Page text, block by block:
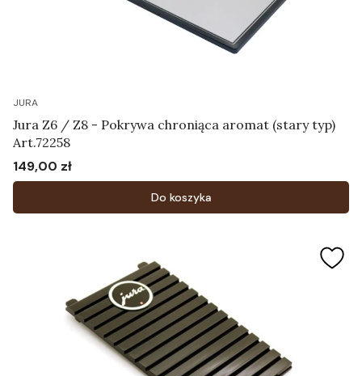
JURA
Jura Z6 / Z8 - Pokrywa chroniąca aromat (stary typ)
Art.72258
Cena
149,00 zł
Do koszyka